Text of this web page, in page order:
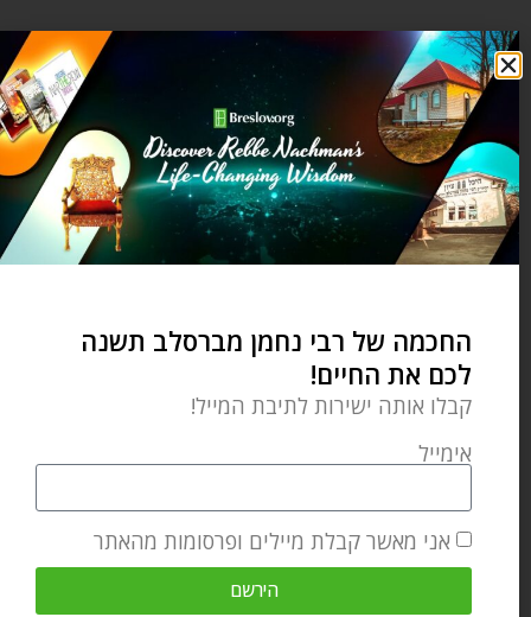
אחדות אמונה בית המקדש
הצלחה השגחה פרטית התחלה חדשה
יום כיפור כהן גדול ליקוטי מוהר"ן עצות מעשיות
פיוט כל נדרי צדיק קודש הקודשים רבי נחמן מברסלב
רבי נתן מברסלב רוחניות וגשמיות שמחה
BRESLOV.ORG
החכמה של רבי נחמן מברסלב תשנה
לכם את החיים!
קבלו אותה ישירות לתיבת המייל!
אימייל
אני מאשר קבלת מיילים ופרסומות מהאתר
הירשם